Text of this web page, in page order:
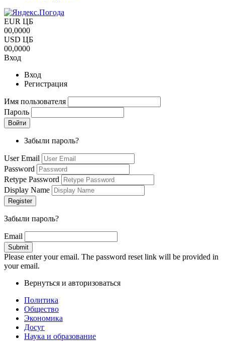
EUR ЦБ
00,0000
USD ЦБ
00,0000
Вход
Вход
Регистрация
Имя пользователя
Пароль
Забыли пароль?
User Email
Password
Retype Password
Display Name
Забыли пароль?
Email
Please enter your email. The password reset link will be provided in
your email.
Вернуться и авторизоваться
Политика
Общество
Экономика
Досуг
Наука и образование